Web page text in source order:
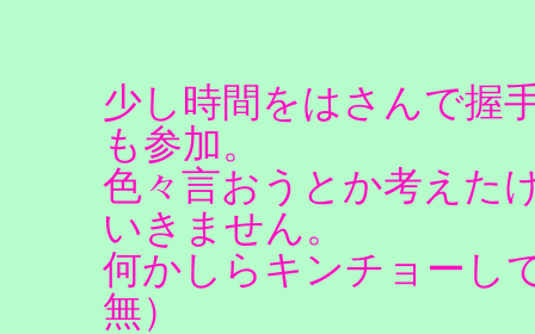
少し時間をはさんで握
も参加。
色々言おうとか考えた
いきません。
何かしらキンチョーし
無）